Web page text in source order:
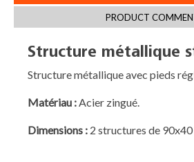
PRODUCT
Structure métallique
Structure métallique avec pieds
Matériau :Acier zingué.
Dimensions : 2 structures de 90x40